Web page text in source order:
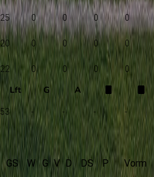
25 0 0 0 0
20 0 0 0 0
22 0 0 0 0
Lft G A
53 - - - -
GS W G V D DS P Vorm